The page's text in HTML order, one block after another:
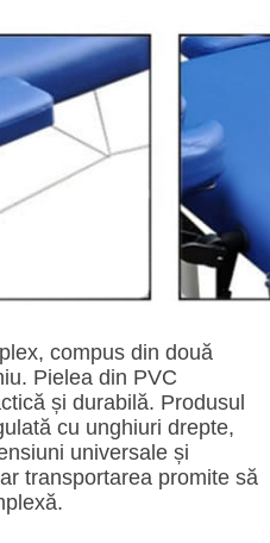
compus din două
Pielea din PVC
și durabilă. Produsul
cu unghiuri drepte,
universale și
transportarea promite să